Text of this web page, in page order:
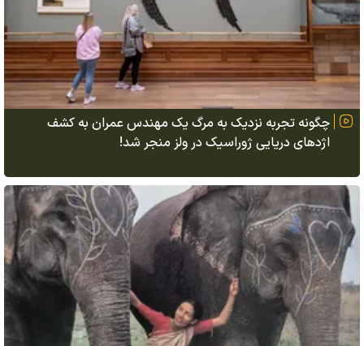
چگونه تجربه نزدیک به مرگ یک مهندس عمران به کشف
اژد‌های دریایی ژوراسیک در ولز منجر شد!